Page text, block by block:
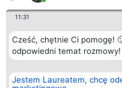
11:31
Cześć, chętnie Ci pomogę!
odpowiedni temat rozmowy!
Jestem Laureatem, chcę
Organizator plebiscytu
Bright Side Solutions sp. z o.